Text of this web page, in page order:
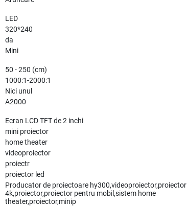
LED
320*240
da
Mini
50 - 250 (cm)
1000:1-2000:1
Nici unul
A2000
Ecran LCD TFT de 2 inchi
mini proiector
home theater
videoproiector
proiectr
proiector led
Producator de proiectoare hy300,videoproiector,proiector
4k,proiector,proiector pentru mobil,sistem home
theater,proiector,minip